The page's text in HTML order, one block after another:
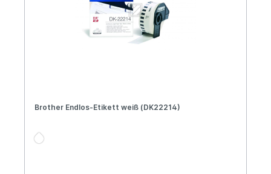
Brother Endlos-Etikett weiß (DK22214)